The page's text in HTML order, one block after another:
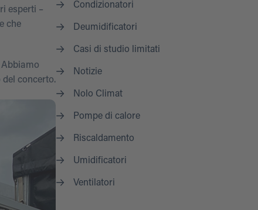
esperti –
che
Abbiamo
concerto.
Condizionatori
Deumidificatori
Casi di studio limitati
Notizie
Nolo Climat
Pompe di calore
Riscaldamento
Umidificatori
Ventilatori